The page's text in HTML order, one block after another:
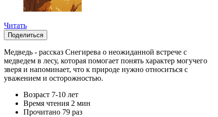
Читать
Поделиться
Медведь - рассказ Снегирева о неожиданной встрече с
медведем в лесу, которая помогает понять характер могучего
зверя и напоминает, что к природе нужно относиться с
уважением и осторожностью.
Возраст 7-10 лет
Время чтения 2 мин
Прочитано 79 раз